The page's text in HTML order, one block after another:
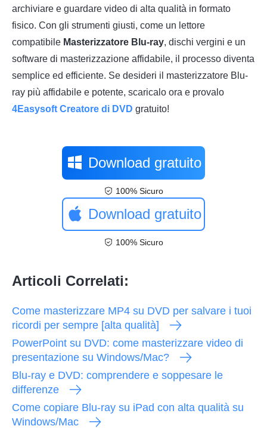
archiviare e guardare video di alta qualità in formato
fisico. Con gli strumenti giusti, come un lettore
compatibile Masterizzatore Blu-ray, dischi vergini e un
software di masterizzazione affidabile, il processo diventa
semplice ed efficiente. Se desideri il masterizzatore Blu-
ray più affidabile e potente, scaricalo ora e provalo
4Easysoft Creatore di DVD gratuito!
Download gratuito
100% Sicuro
Download gratuito
100% Sicuro
Articoli Correlati:
Come masterizzare MP4 su DVD per salvare i tuoi
ricordi per sempre [alta qualità]
PowerPoint su DVD: come masterizzare video di
presentazione su Windows/Mac?
Blu-ray e DVD: comprendere e soppesare le
differenze
Come copiare Blu-ray su iPad con alta qualità su
Windows/Mac